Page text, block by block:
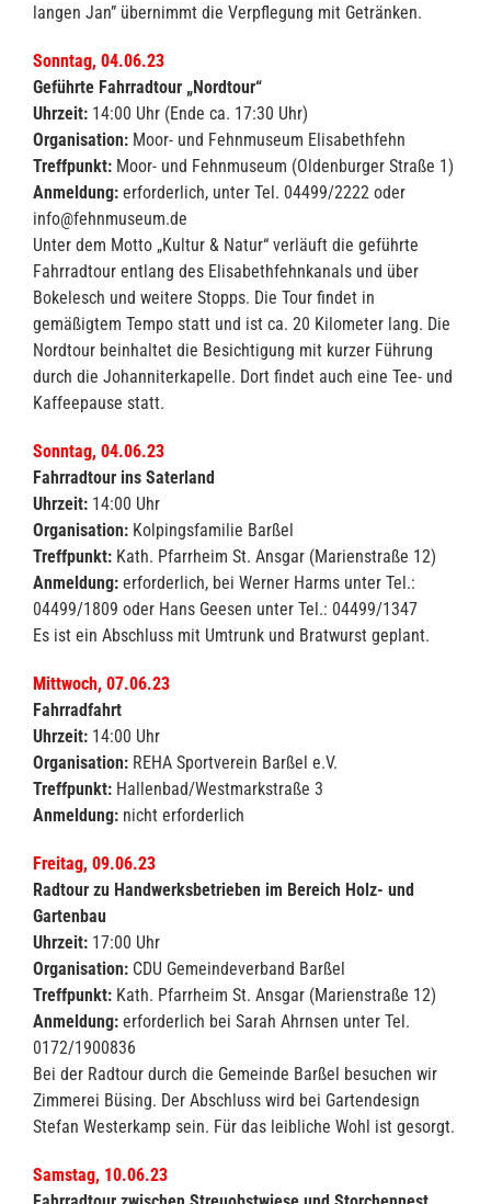
langen Jan” übernimmt die Verpflegung mit Getränken.
Sonntag, 04.06.23
Geführte Fahrradtour „Nordtour“
Uhrzeit: 14:00 Uhr (Ende ca. 17:30 Uhr)
Organisation: Moor- und Fehnmuseum Elisabethfehn
Treffpunkt: Moor- und Fehnmuseum (Oldenburger Straße 1)
Anmeldung: erforderlich, unter Tel. 04499/2222 oder
info@fehnmuseum.de
Unter dem Motto „Kultur & Natur“ verläuft die geführte
Fahrradtour entlang des Elisabethfehnkanals und über
Bokelesch und weitere Stopps. Die Tour findet in
gemäßigtem Tempo statt und ist ca. 20 Kilometer lang. Die
Nordtour beinhaltet die Besichtigung mit kurzer Führung
durch die Johanniterkapelle. Dort findet auch eine Tee- und
Kaffeepause statt.
Sonntag, 04.06.23
Fahrradtour ins Saterland
Uhrzeit: 14:00 Uhr
Organisation: Kolpingsfamilie Barßel
Treffpunkt: Kath. Pfarrheim St. Ansgar (Marienstraße 12)
Anmeldung: erforderlich, bei Werner Harms unter Tel.:
04499/1809 oder Hans Geesen unter Tel.: 04499/1347
Es ist ein Abschluss mit Umtrunk und Bratwurst geplant.
Mittwoch, 07.06.23
Fahrradfahrt
Uhrzeit: 14:00 Uhr
Organisation: REHA Sportverein Barßel e.V.
Treffpunkt: Hallenbad/Westmarkstraße 3
Anmeldung: nicht erforderlich
Freitag, 09.06.23
Radtour zu Handwerksbetrieben im Bereich Holz- und
Gartenbau
Uhrzeit: 17:00 Uhr
Organisation: CDU Gemeindeverband Barßel
Treffpunkt: Kath. Pfarrheim St. Ansgar (Marienstraße 12)
Anmeldung: erforderlich bei Sarah Ahrnsen unter Tel.
0172/1900836
Bei der Radtour durch die Gemeinde Barßel besuchen wir
Zimmerei Büsing. Der Abschluss wird bei Gartendesign
Stefan Westerkamp sein. Für das leibliche Wohl ist gesorgt.
Samstag, 10.06.23